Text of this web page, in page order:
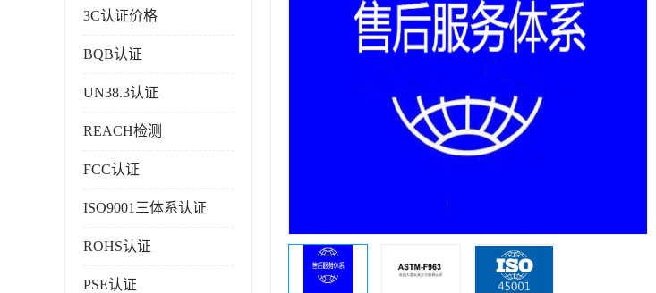
3C认证价格
BQB认证
UN38.3认证
REACH检测
FCC认证
ISO9001三体系认证
ROHS认证
PSE认证